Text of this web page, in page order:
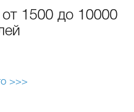
1500 до 10000
>>>